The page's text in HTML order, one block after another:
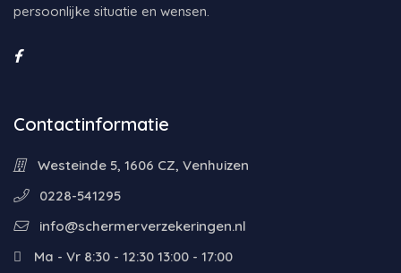
persoonlijke situatie en wensen.
Contactinformatie
Westeinde 5, 1606 CZ, Venhuizen
0228-541295
info@schermerverzekeringen.nl
Ma - Vr 8:30 - 12:30 13:00 - 17:00